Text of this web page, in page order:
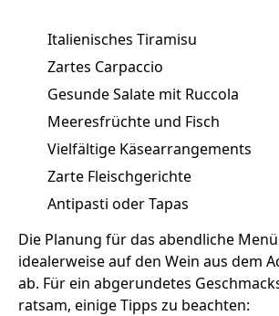
Italienisches Tiramisu
Zartes Carpaccio
Gesunde Salate mit Ruccola
Meeresfrüchte und Fisch
Vielfältige Käsearrangements
Zarte Fleischgerichte
Antipasti oder Tapas
Die Planung für das abendliche
idealerweise auf den Wein aus dem
ab. Für ein abgerundetes
ratsam, einige Tipps zu beachten: